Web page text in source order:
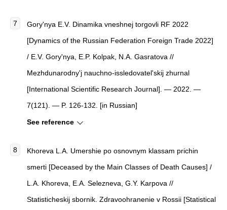
Gory'nya E.V. Dinamika vneshnej torgovli RF 2022
[Dynamics of the Russian Federation Foreign Trade 2022]
/ E.V. Gory'nya, E.P. Kolpak, N.A. Gasratova //
Mezhdunarodny'j nauchno-issledovatel'skij zhurnal
[International Scientific Research Journal] . — 2022. —
7(121). — P. 126-132. [in Russian]
See reference
Khoreva L.A. Umershie po osnovnym klassam prichin
smerti [Deceased by the Main Classes of Death Causes] /
L.A. Khoreva, E.A. Selezneva, G.Y. Karpova //
Statisticheskij sbornik. Zdravoohranenie v Rossii [Statistical